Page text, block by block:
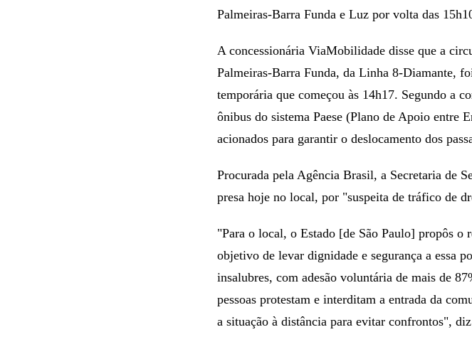
Palmeiras-Barra Funda e Luz por volta das
A concessionária ViaMobilidade disse que a
Palmeiras-Barra Funda, da Linha 8-Diamante,
temporária que começou às 14h17. Segundo a
ônibus do sistema Paese (Plano de Apoio entre
acionados para garantir o deslocamento dos
Procurada pela Agência Brasil, a Secretaria de
presa hoje no local, por "suspeita de tráfico de
"Para o local, o Estado [de São Paulo] propôs o
objetivo de levar dignidade e segurança a essa
insalubres, com adesão voluntária de mais de
pessoas protestam e interditam a entrada da
a situação à distância para evitar confrontos",